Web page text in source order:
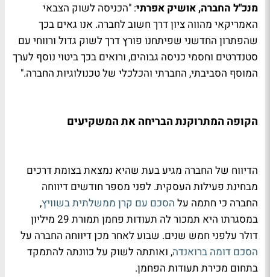
מנכ"ל החברה, אושיק אפרתי: "הכניסה לשוק הצבאי
האמריקאי מהווה ציון דרך חשוב לחברה. אנו גאים בכך
שהפתרון החדשני שפיתחנו פורץ דרך לשוק גדול ורווחי עם
סטנדרטים וחסמי כניסה גבוהים, ורואים בכך ביטוי נוסף לערך
המוסף הסביבתי, החברתי והכלכלי של טכנולוגיות החברה."
הקופה המתרוקנת הבריחה את המשקיעים
הדיווח של החברה מגיע בעת שהיא נמצאת בצומת דרכים
מבחינת פעילות העסקית. לפני מספר חודשים דיווחה
החברה כי חתמה על הסכם עם קרן ממשלתית בשוויץ,
במסגרתו היא תמכור לה תעודות פחמן תמורת 29 מיליון
דולר עלפני חמש שנים. שבוע לאחר מכן דיווחה החברה על
הסכם דומה ברואנדה, ואותתה לשוק על כוונתה להתמקד
בתחום מכירת תעודות הפחמן.